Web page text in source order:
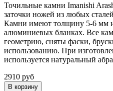
Точильные камни Imanishi
заточки ножей из любых
Камни имеют толщину 5-6 мм
алюминиевых бланках. Все
геометрию, сняты фаски,
использованию. При
используется натуральный
2910 руб
В корзину